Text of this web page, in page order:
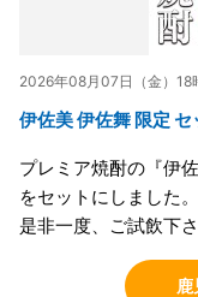
2026年08月07日（金）18
伊佐美 伊佐舞 限定
プレミア焼酎の『伊
をセットにしました。
是非一度、ご試飲下